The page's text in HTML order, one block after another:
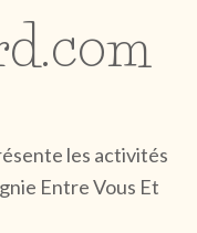
les activités
Entre Vous Et